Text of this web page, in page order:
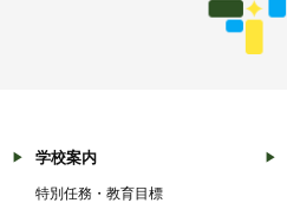
学校案内
特別任務・教育目標